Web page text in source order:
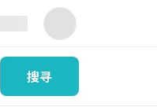
搜寻